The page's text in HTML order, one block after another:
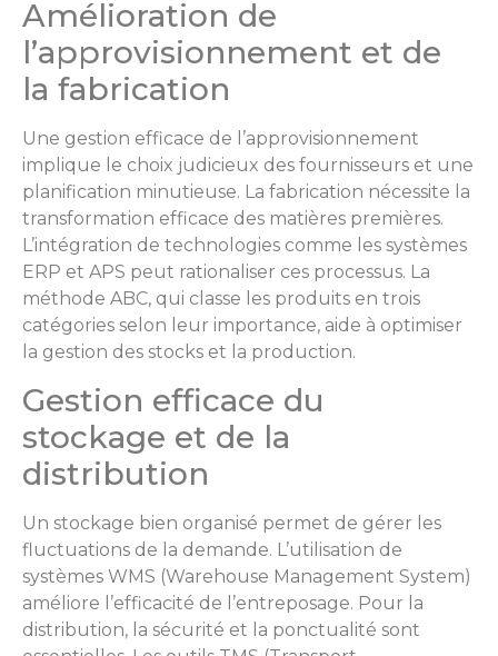
Amélioration de
l’approvisionnement et de
la fabrication
Une gestion efficace de l’approvisionnement
implique le choix judicieux des fournisseurs et une
planification minutieuse. La fabrication nécessite la
transformation efficace des matières premières.
L’intégration de technologies comme les systèmes
ERP et APS peut rationaliser ces processus. La
méthode ABC, qui classe les produits en trois
catégories selon leur importance, aide à optimiser
la gestion des stocks et la production.
Gestion efficace du
stockage et de la
distribution
Un stockage bien organisé permet de gérer les
fluctuations de la demande. L’utilisation de
systèmes WMS (Warehouse Management System)
améliore l’efficacité de l’entreposage. Pour la
distribution, la sécurité et la ponctualité sont